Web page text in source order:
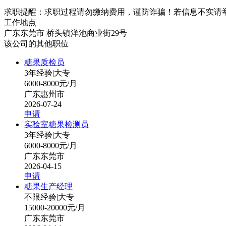
求职提醒：求职过程请勿缴纳费用，谨防诈骗！若信息不实请
工作地点
广东东莞市 桥头镇洋池商业街29号
该公司的其他职位
糖果质检员
3年经验|大专
6000-8000元/月
广东惠州市
2026-07-24
申请
实验室糖果检测员
3年经验|大专
6000-8000元/月
广东东莞市
2026-04-15
申请
糖果生产经理
不限经验|大专
15000-20000元/月
广东东莞市